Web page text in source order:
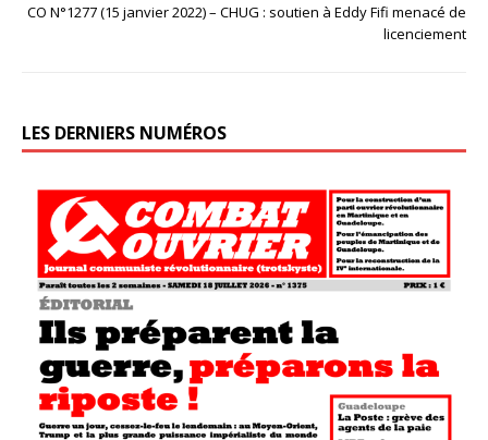
CO N°1277 (15 janvier 2022) – CHUG : soutien à Eddy Fifi menacé de
licenciement
LES DERNIERS NUMÉROS